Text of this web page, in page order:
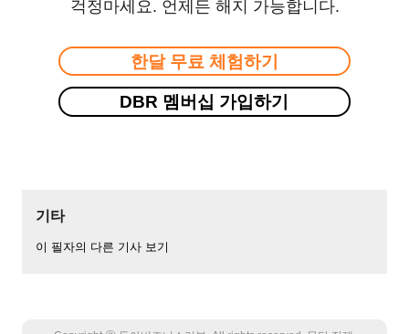
걱정마세요. 언제든 해지 가능합니다.
한달 무료 체험하기
DBR 멤버십 가입하기
기타
이 필자의 다른 기사 보기